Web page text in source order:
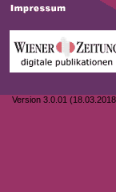
Version 3.0.01